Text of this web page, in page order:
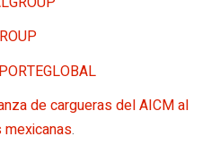
de cargueras del AICM al
mexicanas.